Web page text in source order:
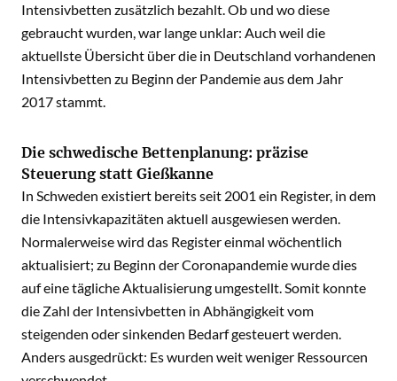
Intensivbetten zusätzlich bezahlt. Ob und wo diese
gebraucht wurden, war lange unklar: Auch weil die
aktuellste Übersicht über die in Deutschland vorhandenen
Intensivbetten zu Beginn der Pandemie aus dem Jahr
2017 stammt.
Die schwedische Bettenplanung: präzise
Steuerung statt Gießkanne
In Schweden existiert bereits seit 2001 ein Register, in dem
die Intensivkapazitäten aktuell ausgewiesen werden.
Normalerweise wird das Register einmal wöchentlich
aktualisiert; zu Beginn der Coronapandemie wurde dies
auf eine tägliche Aktualisierung umgestellt. Somit konnte
die Zahl der Intensivbetten in Abhängigkeit vom
steigenden oder sinkenden Bedarf gesteuert werden.
Anders ausgedrückt: Es wurden weit weniger Ressourcen